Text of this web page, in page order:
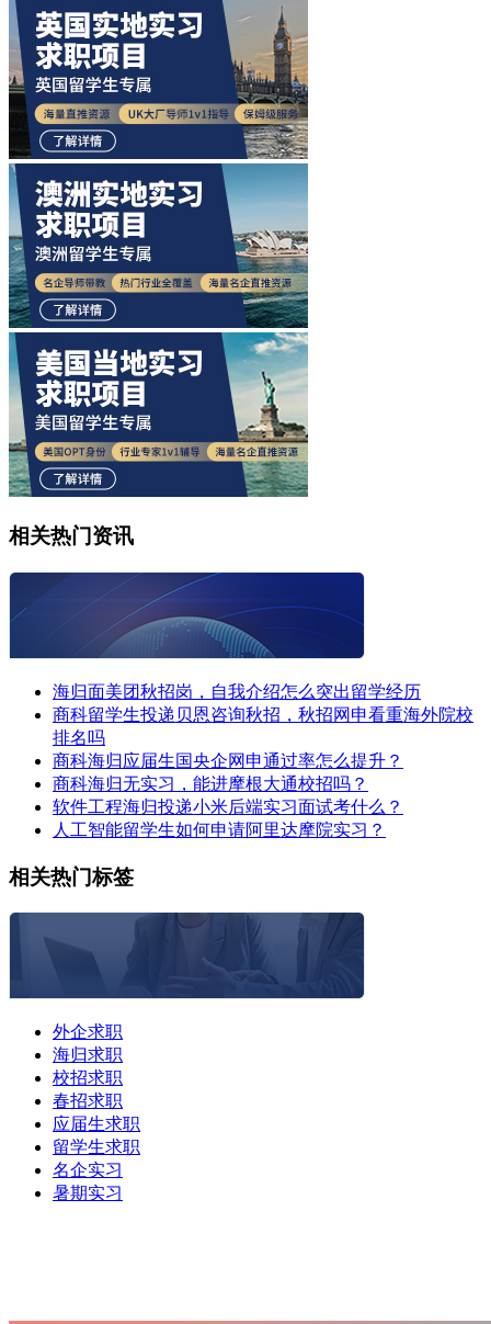
相关热门资讯
海归面美团秋招岗，自我介绍怎么突出留学经历
商科留学生投递贝恩咨询秋招，秋招网申看重海外院校
排名吗
商科海归应届生国央企网申通过率怎么提升？
商科海归无实习，能进摩根大通校招吗？
软件工程海归投递小米后端实习面试考什么？
人工智能留学生如何申请阿里达摩院实习？
相关热门标签
外企求职
海归求职
校招求职
春招求职
应届生求职
留学生求职
名企实习
暑期实习